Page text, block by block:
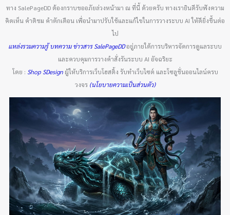
ทาง SalePageDD ต้องกราบขออภัยล่วงหน้ามา ณ ที่นี้ ด้วยครับ ทางเรายินดีรับฟังความ
คิดเห็น คำติชม คำตักเตือน เพื่อนำมาปรับใช้และแก้ไขในการวางระบบ AI ให้ดียิ่งขึ้นต่อ
ไป
แหล่งรวมความรู้ บทความ ข่าวสาร SalePageDDอยู่ภายใต้การบริหารจัดการดูแลระบบ
และควบคุมการวางคำสั่งรันระบบ AI อัจฉริยะ
โดย : Shop SDesign ผู้ให้บริการเว็บโฮสติ้ง รับทำเว็บไซต์ และโซลูชั่นออนไลน์ครบ
วงจร(นโยบายความเป็นส่วนตัว)